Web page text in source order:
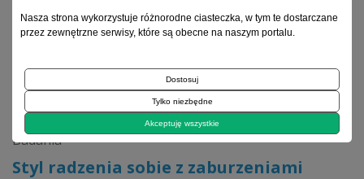
Archiwum 1992–2014
1997, tom 6, zeszyt 4
Badania
Styl radzenia sobie z zaburzeniami
Nasza strona wykorzystuje różnorodne ciasteczka, w tym te dostarczane
przez zewnętrzne serwisy, które są obecne na naszym portalu.
Dostosuj
Tylko niezbędne
Akceptuję wszystkie